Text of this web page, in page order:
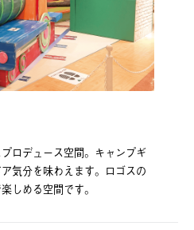
ロデュース空間。キャンプギ
気分を味わえます。ロゴスの
しめる空間です。